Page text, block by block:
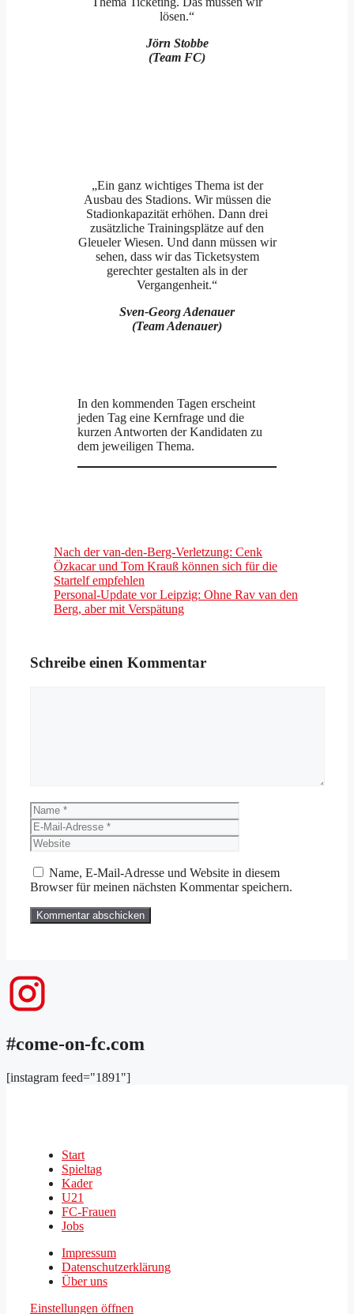
lösen.“
Jörn Stobbe
(Team FC)
„Ein ganz wichtiges Thema ist der
Ausbau des Stadions. Wir müssen die
Stadionkapazität erhöhen. Dann drei
zusätzliche Trainingsplätze auf den
Gleueler Wiesen. Und dann müssen wir
sehen, dass wir das Ticketsystem
gerechter gestalten als in der
Vergangenheit.“
Sven-Georg Adenauer
(Team Adenauer)
In den kommenden Tagen erscheint
jeden Tag eine Kernfrage und die
kurzen Antworten der Kandidaten zu
dem jeweiligen Thema.
Nach der van-den-Berg-Verletzung: Cenk
Özkacar und Tom Krauß können sich für die
Startelf empfehlen
Personal-Update vor Leipzig: Ohne Rav van den
Berg, aber mit Verspätung
Schreibe einen Kommentar
Name
Mail-
Adresse
Name, E-Mail-Adresse und Website in diesem
Browser für meinen nächsten Kommentar speichern.
#come-on-fc.com
[instagram feed="1891"]
Start
Spieltag
Kader
U21
FC-Frauen
Jobs
Impressum
Datenschutzerklärung
Über uns
Einstellungen öffnen